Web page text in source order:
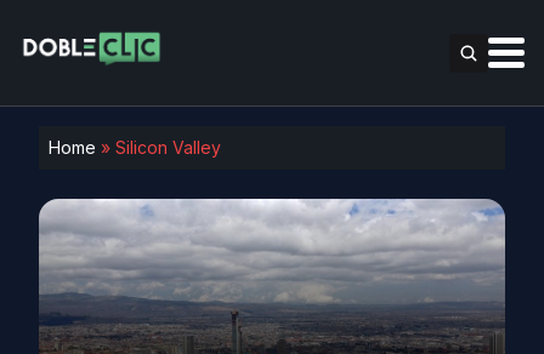
Home » Silicon Valley